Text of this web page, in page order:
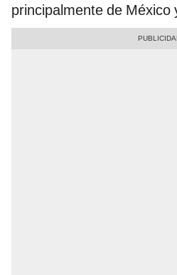
principalmente de México